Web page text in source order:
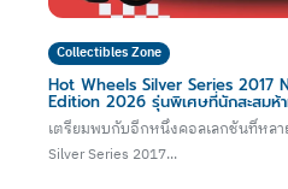
Collectibles Zone
Hot Wheels Silver Series 2017
Edition 2026 รุ่นพิเศษที่นักสะสมห้
เตรียมพบกับอีกหนึ่งคอลเลกชันที่หล
Silver Series 2017...